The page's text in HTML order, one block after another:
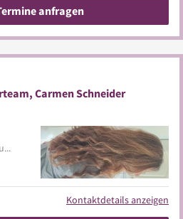
anfragen
Carmen Schneider
Kontaktdetails anzeigen